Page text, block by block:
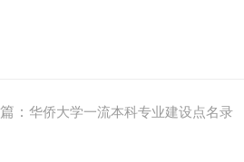
： 华侨大学一流本科专业建设点名录